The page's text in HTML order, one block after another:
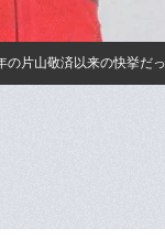
片山敬済以来の快挙だ